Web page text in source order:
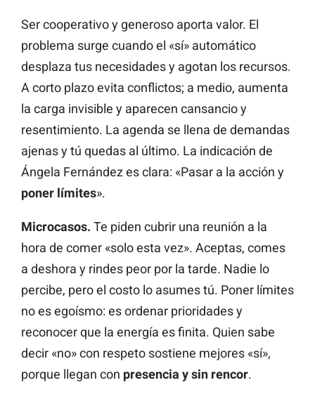
Ser cooperativo y generoso aporta valor. El
problema surge cuando el «sí» automático
desplaza tus necesidades y agotan los recursos.
A corto plazo evita conflictos; a medio, aumenta
la carga invisible y aparecen cansancio y
resentimiento. La agenda se llena de demandas
ajenas y tú quedas al último. La indicación de
Ángela Fernández es clara: «Pasar a la acción y
poner límites».
Microcasos. Te piden cubrir una reunión a la
hora de comer «solo esta vez». Aceptas, comes
a deshora y rindes peor por la tarde. Nadie lo
percibe, pero el costo lo asumes tú. Poner límites
no es egoísmo: es ordenar prioridades y
reconocer que la energía es finita. Quien sabe
decir «no» con respeto sostiene mejores «sí»,
porque llegan con presencia y sin rencor.